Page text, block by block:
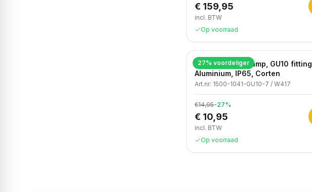
€ 159,95
incl. BTW
Op voorraad
27% voordeliger
Moderne wandlamp, GU10 fitting,
Aluminium, IP65, Corten
Art.nr: 1500-1041-GU10-7 / W417
€14,95-27%
€ 10,95
incl. BTW
Op voorraad